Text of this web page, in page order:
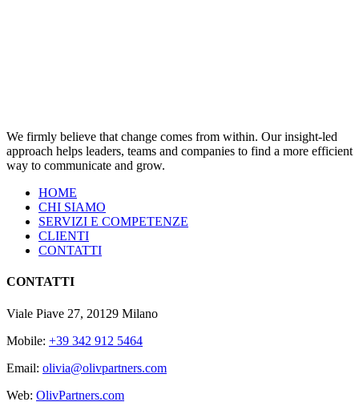
We firmly believe that change comes from within. Our insight-led
approach helps leaders, teams and companies to find a more efficient
way to communicate and grow.
HOME
CHI SIAMO
SERVIZI E COMPETENZE
CLIENTI
CONTATTI
CONTATTI
Viale Piave 27, 20129 Milano
Mobile: +39 342 912 5464
Email: olivia@olivpartners.com
Web: OlivPartners.com